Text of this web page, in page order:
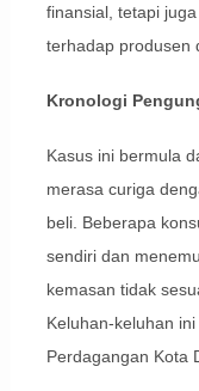
finansial, tetapi
terhadap produsen
Kronologi
Kasus ini bermula
merasa curiga
beli. Beberapa
sendiri dan
kemasan tidak
Keluhan-keluhan
Perdagangan Kota